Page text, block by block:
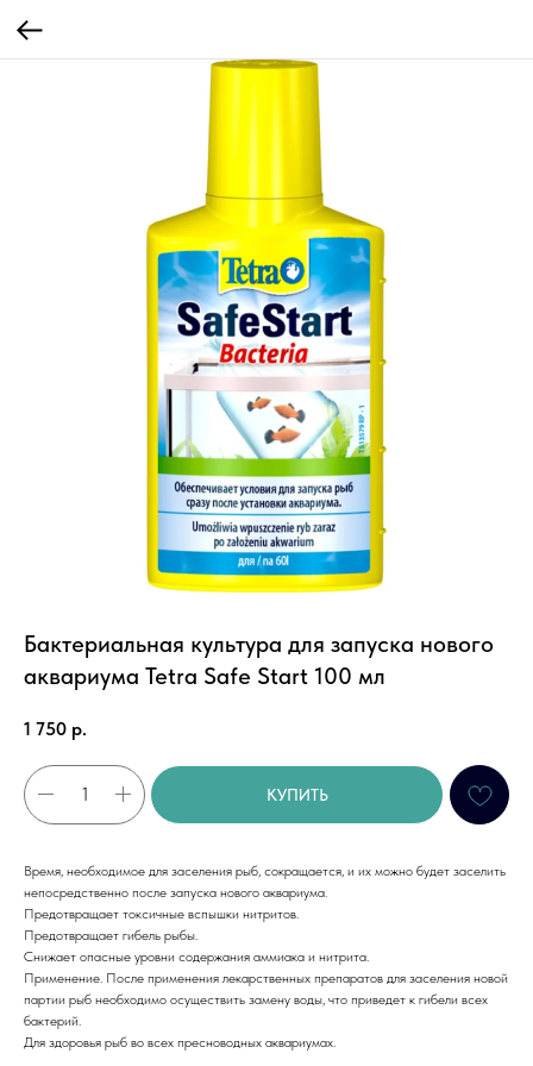
Бактериальная культура для запуска нового
аквариума Tetra Safe Start 100 мл
1 750 р.
КУПИТЬ
Время, необходимое для заселения рыб, сокращается, и их можно будет заселить
непосредственно после запуска нового аквариума.
Предотвращает токсичные вспышки нитритов.
Предотвращает гибель рыбы.
Снижает опасные уровни содержания аммиака и нитрита.
Применение. После применения лекарственных препаратов для заселения новой
партии рыб необходимо осуществить замену воды, что приведет к гибели всех
бактерий.
Для здоровья рыб во всех пресноводных аквариумах.